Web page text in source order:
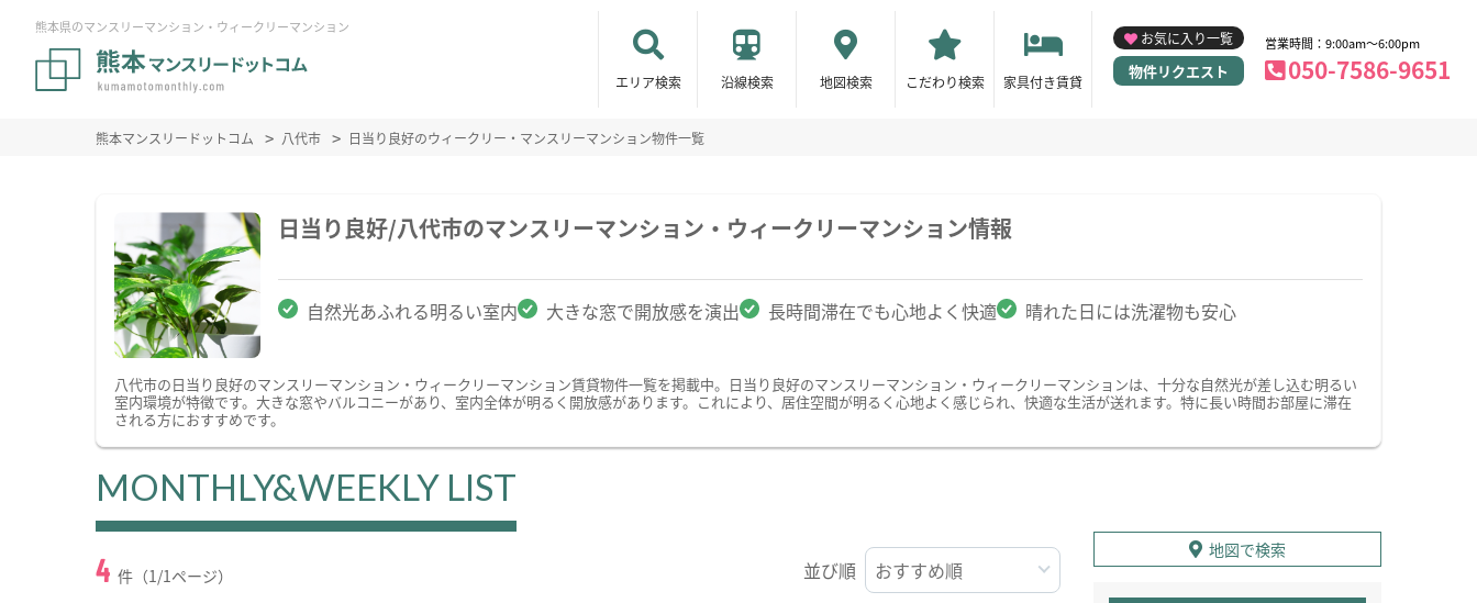
熊本県のマンスリーマンション・ウィークリーマンション
エリア検索 沿線検索 地図検索 こだわり検索 家具付き賃貸
お気に入り一覧
物件リクエスト
営業時間：9:00am～6:00pm
050-7586-9651
熊本マンスリードットコム 八代市 日当り良好のウィークリー・マンスリーマンション物件一覧
日当り良好/八代市のマンスリーマンション・ウィークリーマンション情報
自然光あふれる明るい室内 大きな窓で開放感を演出 長時間滞在でも心地よく快適 晴れた日には洗濯物も安心
八代市の日当り良好のマンスリーマンション・ウィークリーマンション賃貸物件一覧を掲載中。日当り良好のマンスリーマンション・ウィークリーマンションは、十分な自然光が差し込む明るい
室内環境が特徴です。大きな窓やバルコニーがあり、室内全体が明るく開放感があります。これにより、居住空間が明るく心地よく感じられ、快適な生活が送れます。特に長い時間お部屋に滞在
される方におすすめです。
MONTHLY&WEEKLY LIST
4 件（1/1ページ） 並び順
地図で検索